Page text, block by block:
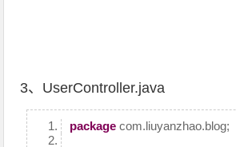
3、UserController.java
package com.liuyanzhao.blog;